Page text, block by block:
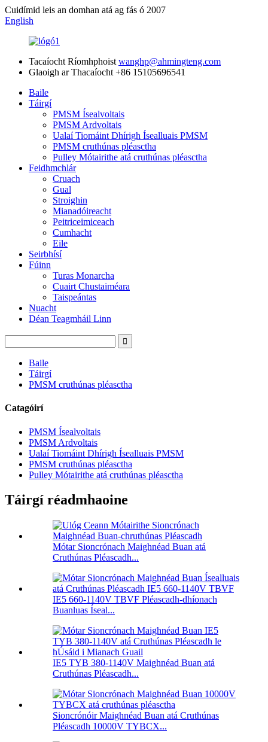
Cuidímid leis an domhan atá ag fás ó 2007
English
Tacaíocht Ríomhphoist wanghp@ahmingteng.com
Glaoigh ar Thacaíocht +86 15105696541
Baile
Táirgí
PMSM Ísealvoltais
PMSM Ardvoltais
Ualaí Tiomáint Dhírigh Ísealluais PMSM
PMSM cruthúnas pléasctha
Pulley Mótairithe atá cruthúnas pléasctha
Feidhmchlár
Cruach
Gual
Stroighin
Mianadóireacht
Peitriceimiceach
Cumhacht
Eile
Seirbhísí
Fúinn
Turas Monarcha
Cuairt Chustaiméara
Taispeántas
Nuacht
Déan Teagmháil Linn
Baile
Táirgí
PMSM cruthúnas pléasctha
Catagóirí
PMSM Ísealvoltais
PMSM Ardvoltais
Ualaí Tiomáint Dhírigh Ísealluais PMSM
PMSM cruthúnas pléasctha
Pulley Mótairithe atá cruthúnas pléasctha
Táirgí réadmhaoine
Mótar Sioncrónach Maighnéad Buan atá
Cruthúnas Pléascadh...
IE5 660-1140V TBVF Pléascadh-dhíonach
Buanluas Íseal...
IE5 TYB 380-1140V Maighnéad Buan atá
Cruthúnas Pléascadh...
Sioncrónóir Maighnéad Buan atá Cruthúnas
Pléascadh 10000V TYBCX...